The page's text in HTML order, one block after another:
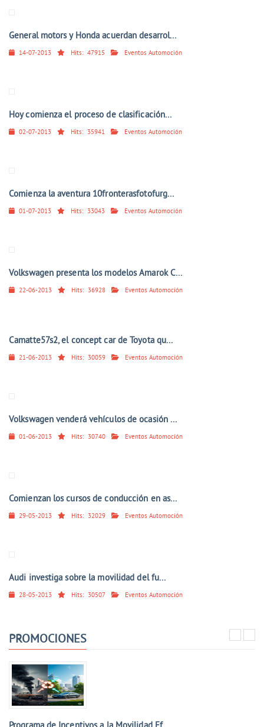
General motors y Honda acuerdan desarrol...
14-07-2013 Hits: 47915 Eventos Automoción
Hoy comienza el proceso de clasificación...
02-07-2013 Hits: 35941 Eventos Automoción
Comienza la aventura 10fronterasfotofurg...
01-07-2013 Hits: 33043 Eventos Automoción
Volkswagen presenta los modelos Amarok C...
22-06-2013 Hits: 36928 Eventos Automoción
Camatte57s2, el concept car de Toyota qu...
21-06-2013 Hits: 30059 Eventos Automoción
Volkswagen venderá vehículos de ocasión ...
01-06-2013 Hits: 30740 Eventos Automoción
Comienzan los cursos de conducción en as...
29-05-2013 Hits: 32029 Eventos Automoción
Audi investiga sobre la movilidad del fu...
28-05-2013 Hits: 30507 Eventos Automoción
PROMOCIONES